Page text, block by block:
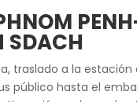
SDACH
traslado a la estación
público hasta el